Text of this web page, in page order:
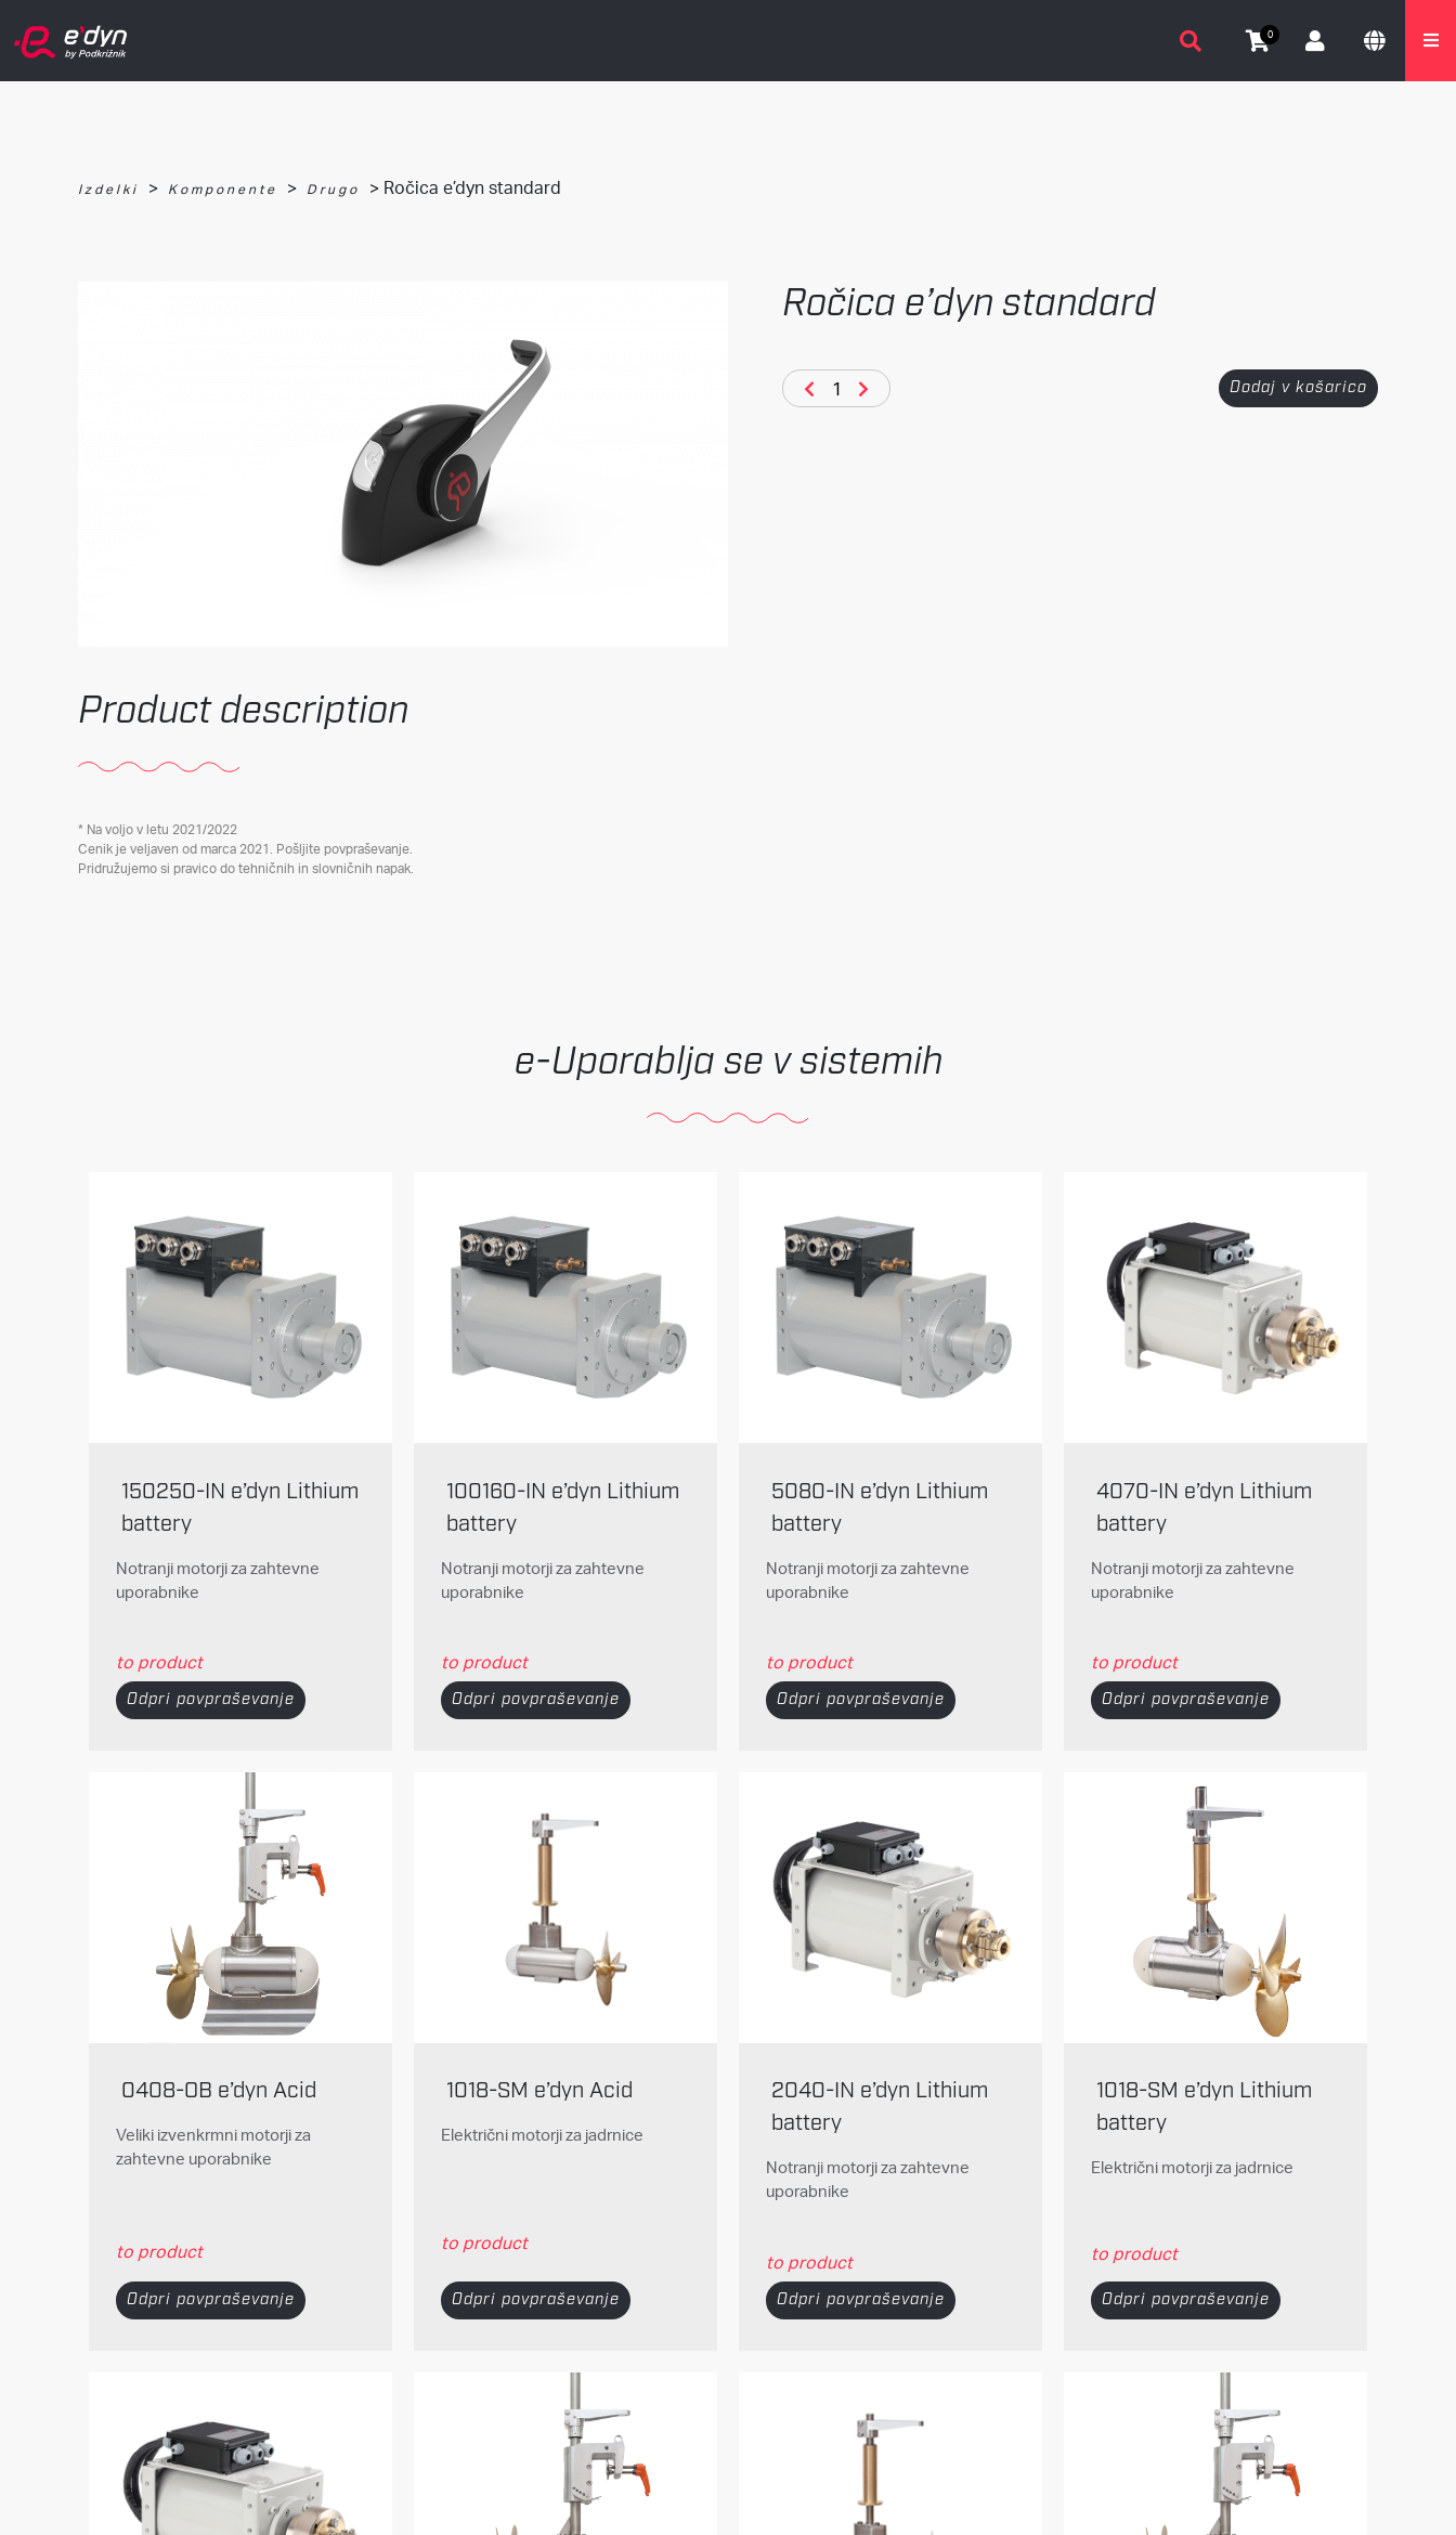
0
Izdelki > Komponente > Drugo > Ročica e’dyn standard
Ročica e’dyn standard
Dodaj v košarico
Product description
* Na voljo v letu 2021/2022
Cenik je veljaven od marca 2021. Pošljite povpraševanje.
Pridružujemo si pravico do tehničnih in slovničnih napak.
Uporablja se v sistemih
150250-IN e’dyn Lithium
battery
Notranji motorji za zahtevne
uporabnike
to product
Odpri povpraševanje
100160-IN e’dyn Lithium
battery
Notranji motorji za zahtevne
uporabnike
to product
Odpri povpraševanje
5080-IN e’dyn Lithium
battery
Notranji motorji za zahtevne
uporabnike
to product
Odpri povpraševanje
4070-IN e’dyn Lithium
battery
Notranji motorji za zahtevne
uporabnike
to product
Odpri povpraševanje
0408-OB e’dyn Acid
Veliki izvenkrmni motorji za
zahtevne uporabnike
to product
Odpri povpraševanje
1018-SM e’dyn Acid
Električni motorji za jadrnice
to product
Odpri povpraševanje
2040-IN e’dyn Lithium
battery
Notranji motorji za zahtevne
uporabnike
to product
Odpri povpraševanje
1018-SM e’dyn Lithium
battery
Električni motorji za jadrnice
to product
Odpri povpraševanje